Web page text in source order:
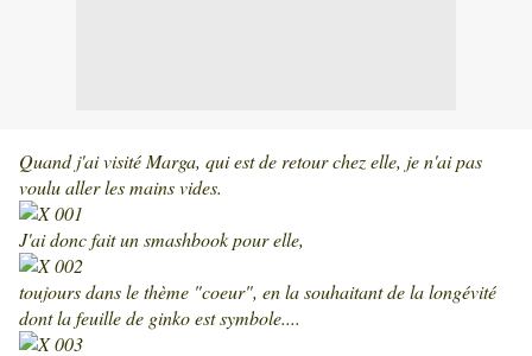
Quand j'ai visité Marga, qui est de retour chez elle, je n'ai pas
voulu aller les mains vides.
J'ai donc fait un smashbook pour elle,
toujours dans le thème "coeur", en la souhaitant de la longévité
dont la feuille de ginko est symbole....